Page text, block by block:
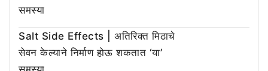
समस्या
Salt Side Effects | अतिरिक्त मिठाचे
सेवन केल्याने निर्माण होऊ शकतात ‘या’